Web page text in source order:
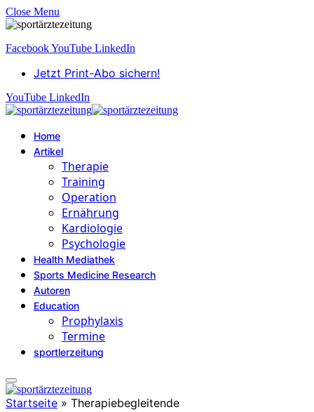
Close Menu
FacebookYouTube LinkedIn
Jetzt Print-Abo sichern!
YouTube LinkedIn
Home
Artikel
Therapie
Training
Operation
Ernährung
Kardiologie
Psychologie
Health Mediathek
Sports Medicine Research
Autoren
Education
Prophylaxis
Termine
sportlerzeitung
Startseite » Therapiebegleitende